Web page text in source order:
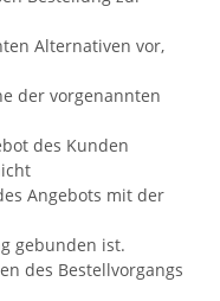
Alternativen vor,
der vorgenannten
des Kunden
Angebots mit der
gebunden ist.
des Bestellvorgangs